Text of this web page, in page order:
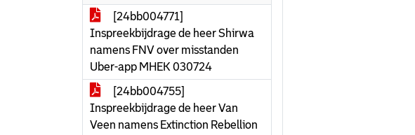
[24bb004771]
Inspreekbijdrage de heer Shirwa
namens FNV over misstanden
Uber-app MHEK 030724
[24bb004755]
Inspreekbijdrage de heer Van
Veen namens Extinction Rebellion